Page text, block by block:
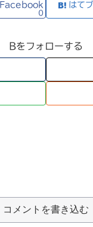
Facebook
0
はてブ
Bをフォローする
コメントを書き込む